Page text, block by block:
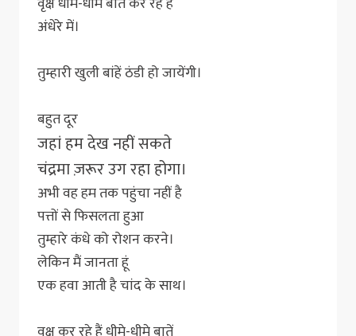
अंधेरे में।
तुम्हारी खुली बांहें ठंडी हो जायेंगी।
बहुत दूर
जहां हम देख नहीं सकते
चंद्रमा ज़रूर उग रहा होगा।
अभी वह हम तक पहुंचा नहीं है
पत्तों से फिसलता हुआ
तुम्हारे कंधे को रोशन करने।
लेकिन मैं जानता हूं
एक हवा आती है चांद के साथ।